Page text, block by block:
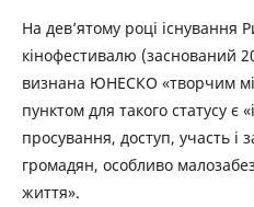
На дев’ятому році існування
кінофестивалю (заснований
визнана ЮНЕСКО «творчим
пунктом для такого статусу є
просування, доступ, участь і
громадян, особливо
життя».